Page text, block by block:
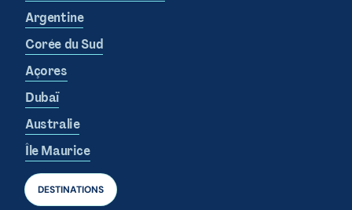
Argentine
Corée du Sud
Açores
Dubaï
Australie
Île Maurice
DESTINATIONS